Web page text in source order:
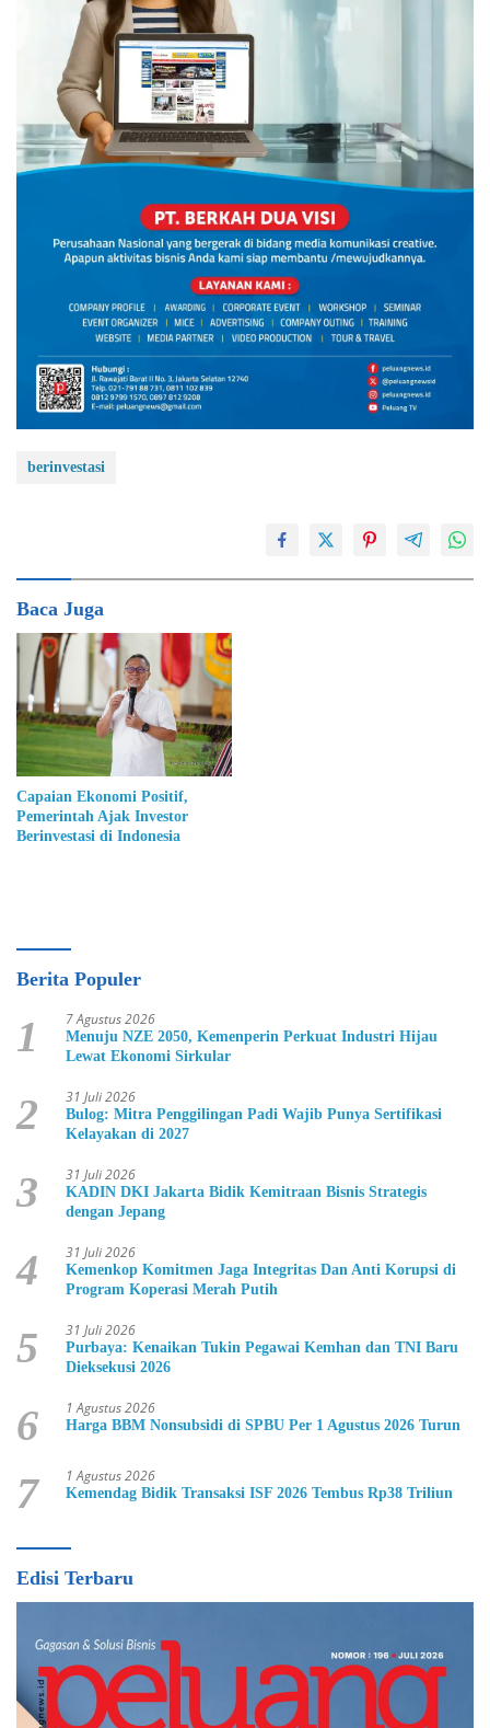
berinvestasi
Baca Juga
Capaian Ekonomi Positif,
Pemerintah Ajak Investor
Berinvestasi di Indonesia
Berita Populer
1 7 Agustus 2026
Menuju NZE 2050, Kemenperin Perkuat Industri Hijau
Lewat Ekonomi Sirkular
2 31 Juli 2026
Bulog: Mitra Penggilingan Padi Wajib Punya Sertifikasi
Kelayakan di 2027
3 31 Juli 2026
KADIN DKI Jakarta Bidik Kemitraan Bisnis Strategis
dengan Jepang
4 31 Juli 2026
Kemenkop Komitmen Jaga Integritas Dan Anti Korupsi di
Program Koperasi Merah Putih
5 31 Juli 2026
Purbaya: Kenaikan Tukin Pegawai Kemhan dan TNI Baru
Dieksekusi 2026
6 1 Agustus 2026
Harga BBM Nonsubsidi di SPBU Per 1 Agustus 2026 Turun
7 1 Agustus 2026
Kemendag Bidik Transaksi ISF 2026 Tembus Rp38 Triliun
Edisi Terbaru